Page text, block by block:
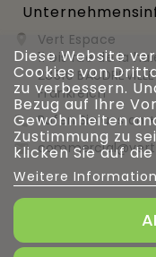

Vert Espace
11 bis rue de la
28310 BAUDREVILLE
Frankreich
 Rufen Sie uns an

Diese Website
Cookies von
zu verbessern.
Bezug auf Ihre
Gewohnheiten
Zustimmung zu
klicken Sie auf
Weitere